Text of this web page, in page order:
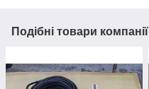
Подібні товари компанії